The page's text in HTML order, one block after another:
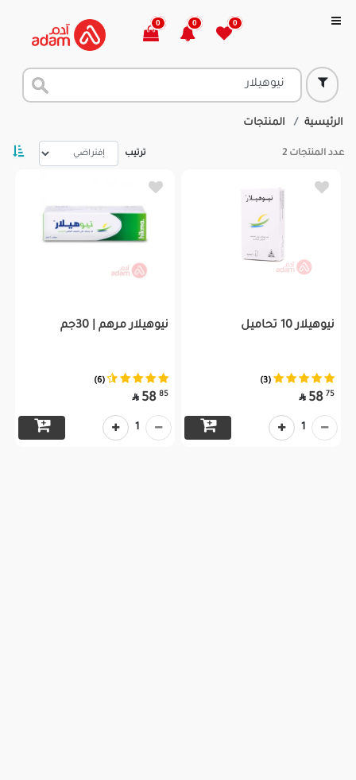
0
0
0
الرئيسية المنتجات
عدد المنتجات 2 ترتيب
نيوهيلار 10 تحاميل
(3)
75
58

1
نيوهيلار مرهم | 30جم
(6)
85
58

1